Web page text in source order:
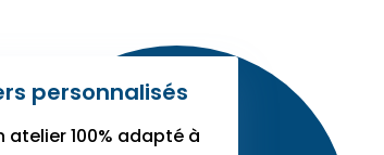
personnalisés
atelier 100% adapté à